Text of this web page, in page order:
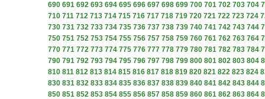
690 691 692 693 694 695 696 697 698 699 700 701 702 703 704
710 711 712 713 714 715 716 717 718 719 720 721 722 723 724
730 731 732 733 734 735 736 737 738 739 740 741 742 743 744
750 751 752 753 754 755 756 757 758 759 760 761 762 763 764
770 771 772 773 774 775 776 777 778 779 780 781 782 783 784
790 791 792 793 794 795 796 797 798 799 800 801 802 803 804
810 811 812 813 814 815 816 817 818 819 820 821 822 823 824
830 831 832 833 834 835 836 837 838 839 840 841 842 843 844
850 851 852 853 854 855 856 857 858 859 860 861 862 863 864